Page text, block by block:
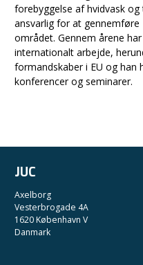
forebyggelse af hvidvask
ansvarlig for at gennemføre
området. Gennem årene
internationalt arbejde,
formandskaber i EU og han
konferencer og seminarer.
JUC
Axelborg
Vesterbrogade 4A
1620 København V
Danmark